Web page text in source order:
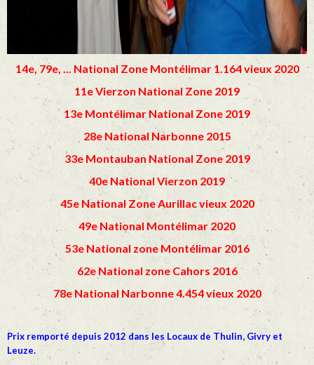
14e, 79e, ... National Zone Montélimar 1.164 vieux 2020
11e Vierzon National Zone 2019
13e Montélimar National Zone 2019
28e National Narbonne 2015
33e Montauban National Zone 2019
40e National Vierzon 2019
45e National Zone Aurillac vieux 2020
49e National Montélimar 2020
53e National zone Montélimar 2016
62e National zone Cahors 2016
78e National Narbonne 4.454 vieux 2020
Prix remporté depuis 2012 dans les Locaux de Thulin, Givry et
Leuze.